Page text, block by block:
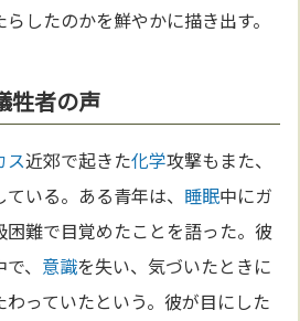
したのかを鮮やかに描き出す。
牲者の声
ス近郊で起きた化学攻撃もまた、
いる。ある青年は、 睡眠中にガ
困難で目覚めたことを語った。彼
、 意識を失い、気づいたときに
っていたという。彼が目にした